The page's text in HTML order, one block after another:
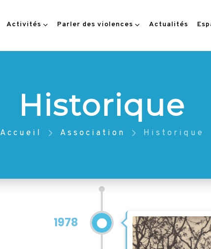
Activités Parler des violences Actualités
Historique
Accueil Association Historique
1978